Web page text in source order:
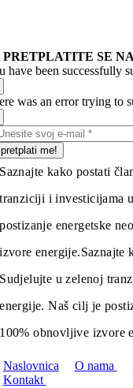
PRETPLATITE SE
have been successfully
was an error trying to
pretplati me!
Saznajte kako postati
tranziciji i investicijama
postizanje energetske
izvore energije.Saznajte
Sudjelujte u zelenoj
energije. Naš cilj je
100% obnovljive izvore
Naslovnica O nama
Kontakt